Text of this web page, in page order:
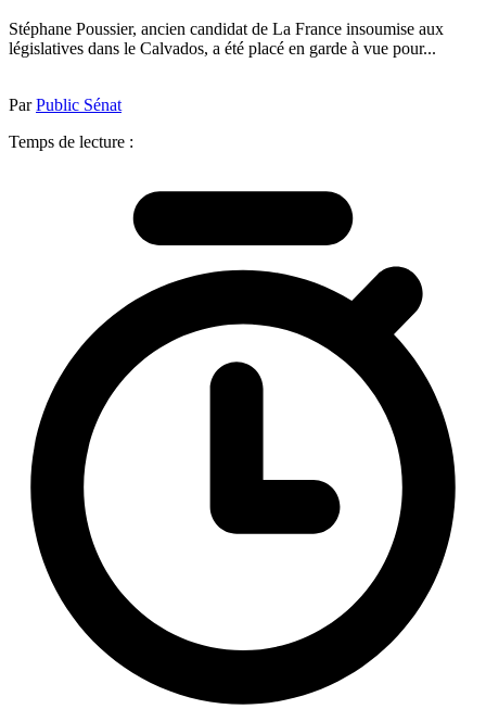
Stéphane Poussier, ancien candidat de La France insoumise aux
législatives dans le Calvados, a été placé en garde à vue pour...
ParPublic Sénat
Temps de lecture :